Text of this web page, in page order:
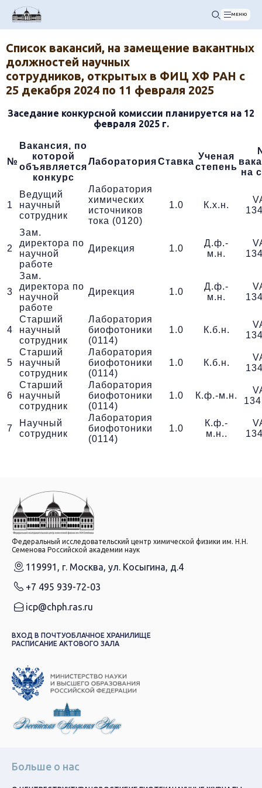
МЕНЮ
Список вакансий, на замещение вакантных
должностей научных
сотрудников, открытых в ФИЦ ХФ РАН с
25 декабря 2024 по 11 февраля 2025
Заседание конкурсной комиссии планируется на 12
февраля 2025 г.
№
Вакансия, по
которой
объявляется
конкурс
ЛабораторияСтавка
Ученая
степень
на
1
Ведущий
научный
сотрудник
Лаборатория
химических
источников
тока (0120)
1.0 К.х.н.
2
Зам.
директора по
научной
работе
Дирекция 1.0
Д.ф.-
м.н.
3
Зам.
директора по
научной
работе
Дирекция 1.0
Д.ф.-
м.н.
4
Старший
научный
сотрудник
Лаборатория
биофотоники
(0114)
1.0 К.б.н.
5
Старший
научный
сотрудник
Лаборатория
биофотоники
(0114)
1.0 К.б.н.
6
Старший
научный
сотрудник
Лаборатория
биофотоники
(0114)
1.0 К.ф.-м.н.
7
Научный
сотрудник
Лаборатория
биофотоники
(0114)
1.0
К.ф.-
м.н..
Федеральный исследовательский центр химической физики им. Н.Н.
Семенова Российской академии наук
119991, г. Москва, ул. Косыгина, д.4
+7 495 939-72-03
icp@chph.ras.ru
ВХОД В ПОЧТУОБЛАЧНОЕ ХРАНИЛИЩЕ
РАСПИСАНИЕ АКТОВОГО ЗАЛА
Больше о нас